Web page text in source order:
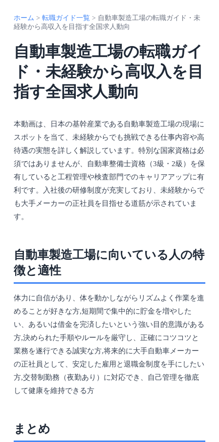
ホーム > 転職ガイド一覧 > 自動車製造工場の転職ガイド・未
経験から高収入を目指す全国求人動向
自動車製造工場の転職ガイ
ド・未経験から高収入を目
指す全国求人動向
本動画は、日本の基幹産業である自動車製造工場の現場に
スポットを当て、未経験からでも挑戦できる仕事内容や高
待遇の実態を詳しく解説しています。特別な国家資格は必
須ではありませんが、自動車整備士資格（3級・2級）を保
有していると工程管理や検査部門でのキャリアアップに有
利です。入社後の研修制度が充実しており、未経験からで
も大手メーカーの正社員を目指せる道筋が示されていま
す。
自動車製造工場に向いている人の特
徴と適性
体力に自信があり、体を動かしながらリズムよく作業を進
めることが好きな方,短期間で集中的に貯金を増やした
い、あるいは借金を完済したいという強い目的意識がある
方,決められた手順やルールを厳守し、正確にコツコツと
業務を遂行できる誠実な方,将来的に大手自動車メーカー
の正社員として、安定した雇用と退職金制度を手にしたい
方,交替制勤務（夜勤あり）に対応でき、自己管理を徹底
して健康を維持できる方
まとめ